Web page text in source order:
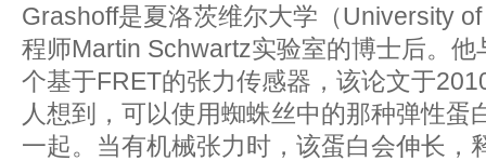
Grashoff是夏洛茨维尔大学（University
程师Martin Schwartz实验室的博士后。
个基于FRET的张力传感器，该论文于
人想到，可以使用蜘蛛丝中的那种弹性蛋
一起。当有机械张力时，该蛋白会伸长，